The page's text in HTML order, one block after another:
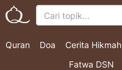
Quran Doa Cerita Hikmah
Fatwa DSN